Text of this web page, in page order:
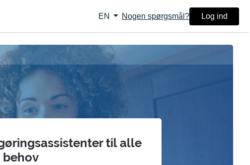
EN arrow_drop_down Nogen spørgsmål? Log ind
til alle
behov